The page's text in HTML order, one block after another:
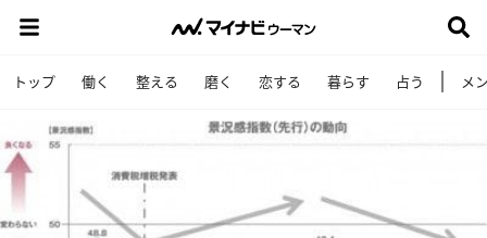
トップ 働く 整える 磨く 恋する 暮らす 占う メ